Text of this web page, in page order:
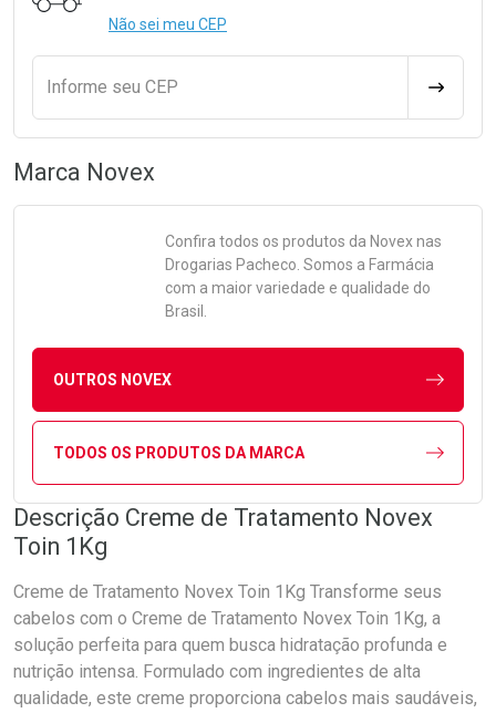
Não sei meu CEP
Informe seu CEP
Marca Novex
Confira todos os produtos da Novexnas
Drogarias Pacheco. Somos a Farmácia
com a maior variedade e qualidade do
Brasil.
OUTROS NOVEX
TODOS OS PRODUTOS DA MARCA
Descrição Creme de Tratamento Novex
Toin 1Kg
Creme de Tratamento Novex Toin 1Kg Transforme seus
cabelos com o Creme de Tratamento Novex Toin 1Kg, a
solução perfeita para quem busca hidratação profunda e
nutrição intensa. Formulado com ingredientes de alta
qualidade, este creme proporciona cabelos mais saudáveis,